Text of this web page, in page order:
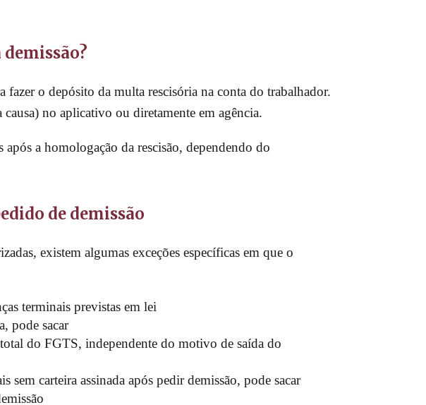
fazer o depósito da multa rescisória na conta do trabalhador.
no aplicativo ou diretamente em agência.
a homologação da rescisão, dependendo do
de demissão
existem algumas exceções específicas em que o
terminais previstas em lei
pode sacar
do FGTS, independente do motivo de saída do
carteira assinada após pedir demissão, pode sacar